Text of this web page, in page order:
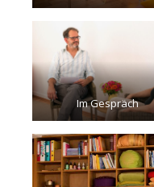
Im Gespräch